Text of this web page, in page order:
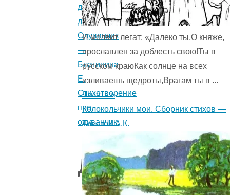
для
детей.
Одуванчик
—
Благинина
Е.
Стихотворение
про
одуванчик.
Другие
И молвит легат: «Далеко ты,О княже,
прославлен за доблесть свою!Ты в
русском краюКак солнце на всех
изливаешь щедроты,Врагам ты в ...
Читать »
Колокольчики мои. Сборник стихов —
Толстой А.К.